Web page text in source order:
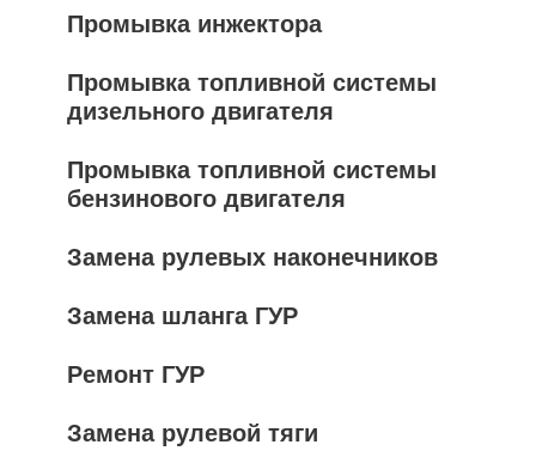
Промывка инжектора
Промывка топливной системы
дизельного двигателя
Промывка топливной системы
бензинового двигателя
Замена рулевых наконечников
Замена шланга ГУР
Ремонт ГУР
Замена рулевой тяги